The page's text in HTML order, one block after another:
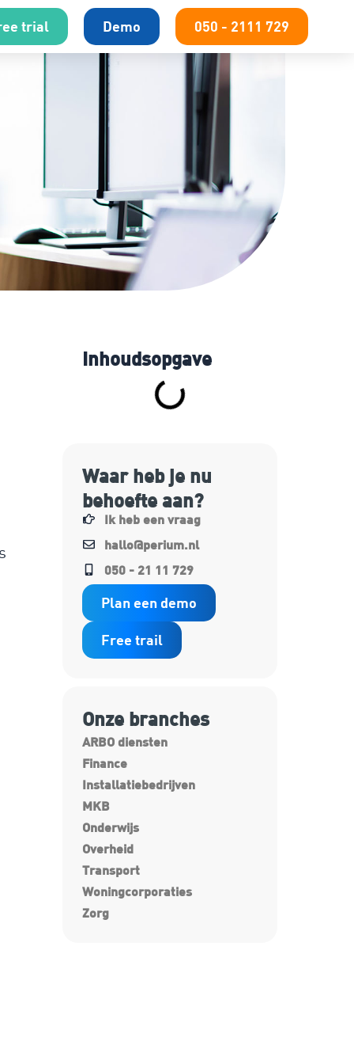
trial Demo 050 - 2111 729
Inhoudsopgave
Waar heb je nu
behoefte aan?
Ik heb een vraag
hallo@perium.nl
050 - 21 11 729
Plan een demo
Free trail
Onze branches
ARBO diensten
Finance
Installatiebedrijven
MKB
Onderwijs
Overheid
Transport
Woningcorporaties
Zorg